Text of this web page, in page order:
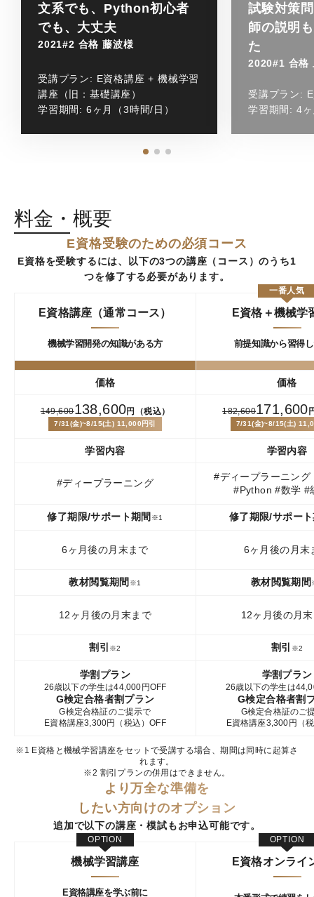
文系でも、Python初心者
でも、大丈夫
2021#2 合格 藤波様
受講プラン: E資格講座 + 機械学習
講座（旧：基礎講座）
学習期間: 6ヶ月（3時間/日）
試験対策
師の説明
た
2020#1 合格
受講プラン:
学習期間: 4
料金・概要
E資格受験のための必須コース
E資格を受験するには、以下の3つの講座（コース）のうち1
つを修了する必要があります。
E資格講座（通常コース）
機械学習開発の知識がある方
一番人気
E資格＋機械学
前提知識から習得
価格 価格
149,600138,600円（税込）
7/31(金)~8/15(土) 11,000円引
182,600171,600
7/31(金)~8/15(土)
学習内容 学習内容
#ディープラーニング
#ディープラーニング
#Python #数学 #
修了期限/サポート期間 ※1 修了期限/サポー
6ヶ月後の月末まで 6ヶ月後の月末
教材閲覧期間 ※1 教材閲覧期間
12ヶ月後の月末まで 12ヶ月後の月
割引 ※2 割引 ※2
学割プラン
26歳以下の学生は44,000円OFF
G検定合格者割プラン
G検定合格証のご提示で
E資格講座3,300円（税込）OFF
学割プラン
26歳以下の学生は
G検定合格者割
G検定合格証のご
E資格講座3,300円（
※1 E資格と機械学習講座をセットで受講する場合、期間は同時に起算さ
れます。
※2 割引プランの併用はできません。
より万全な準備を
したい方向けのオプション
追加で以下の講座・模試もお申込可能です。
OPTION
機械学習講座
E資格講座を学ぶ前に
OPTION
E資格オンライ